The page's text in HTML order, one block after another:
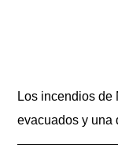
Los incendios de
evacuados y una